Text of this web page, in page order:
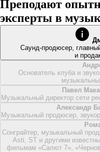
Преподают
эксперты в
Саунд-продюсер,
и
Основатель клуба и
Павел
Музыкальный директор сети
Александр
Музыкальный продюсер,
Сонграйтер, музыкальный
Asti, ST и другими
фильмам «Салют 7»,